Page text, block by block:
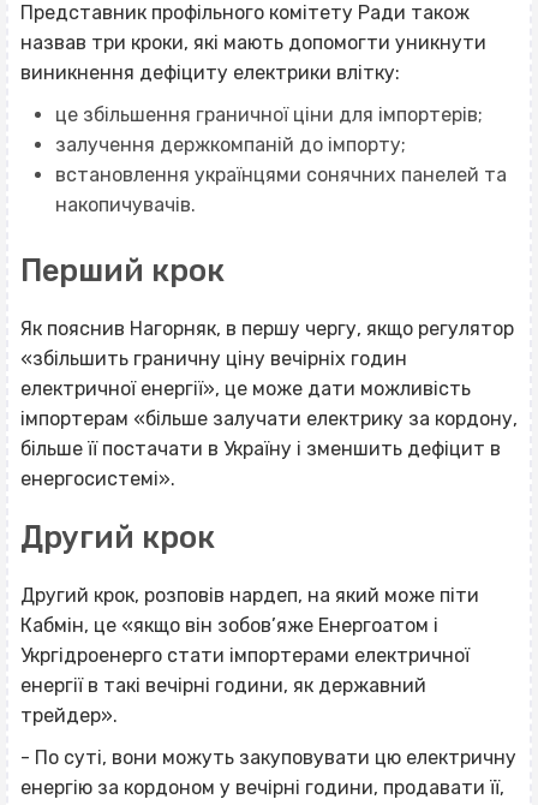
Представник профільного комітету Ради також
назвав три кроки, які мають допомогти уникнути
виникнення дефіциту електрики влітку:
це збільшення граничної ціни для імпортерів;
залучення держкомпаній до імпорту;
встановлення українцями сонячних панелей та
накопичувачів.
Перший крок
Як пояснив Нагорняк, в першу чергу, якщо регулятор
«збільшить граничну ціну вечірніх годин
електричної енергії», це може дати можливість
імпортерам «більше залучати електрику за кордону,
більше її постачати в Україну і зменшить дефіцит в
енергосистемі».
Другий крок
Другий крок, розповів нардеп, на який може піти
Кабмін, це «якщо він зобов’яже Енергоатом і
Укргідроенерго стати імпортерами електричної
енергії в такі вечірні години, як державний
трейдер».
- По суті, вони можуть закуповувати цю електричну
енергію за кордоном у вечірні години, продавати її,